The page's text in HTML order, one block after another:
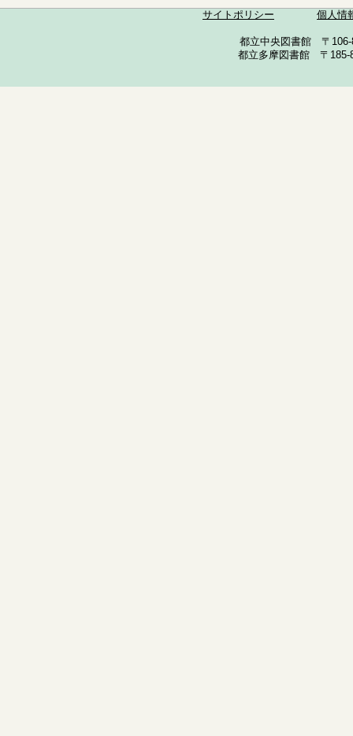
サイトポリシー 個人情
都立中央図書館 〒
都立多摩図書館 〒185-